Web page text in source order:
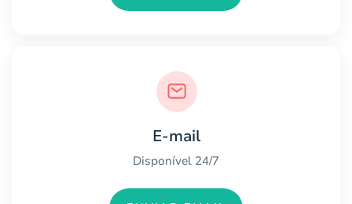
E-mail
Disponível 24/7